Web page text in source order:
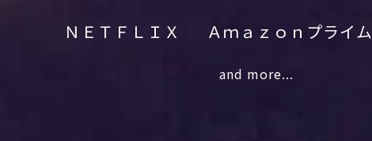
ＮＥＴＦＬＩＸ
Ａｍａｚｏｎプライム
and more...